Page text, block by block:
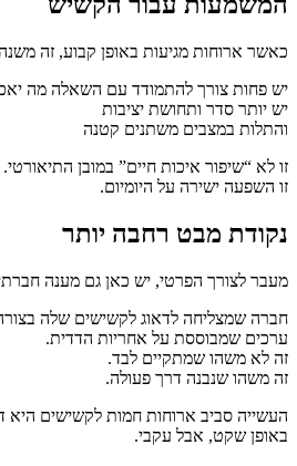
כאשר ארוחות מגיעות באופן קבוע, זה
יש פחות צורך להתמודד עם השאלה מה
יש יותר סדר ותחושת יציבות
והתלות במצבים משתנים קטנה
זו לא “שיפור איכות חיים” במובן התיאורטי.
זו השפעה ישירה על היומיום.
נקודת מבט רחבה יותר
מעבר לצורך הפרטי, יש כאן גם מענה
חברה שמצליחה לדאוג לקשישים שלה
ערכים שמבוססת על אחריות הדדית.
זה לא משהו שמתקיים לבד.
זה משהו שנבנה דרך פעולה.
העשייה סביב ארוחות חמות לקשישים
באופן שקט, אבל עקבי.